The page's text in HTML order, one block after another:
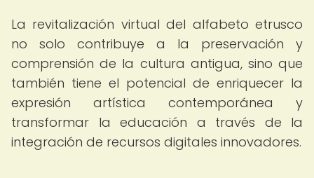
La revitalización virtual del alfabeto etrusco
no solo contribuye a la preservación y
comprensión de la cultura antigua, sino que
también tiene el potencial de enriquecer la
expresión artística contemporánea y
transformar la educación a través de la
integración de recursos digitales innovadores.